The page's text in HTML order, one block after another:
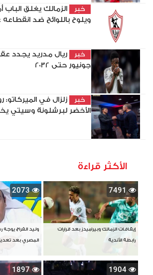
خبر
الزمالك يغلق الباب
ويلوح باللوائح ضد انقطاعه
خبر
ريال مدريد يجدد
جونيور حتى 2032
خبر
زلزال في الميركاتو:
الأخضر لبرشلونة وسيتي
الأكثر قراءة
7491
إيقافات الزمالك وبيراميدز بعد قرارات
رابطة الأندية
2073
وليد الفراج يوجه
المصري بعد
1904
1897